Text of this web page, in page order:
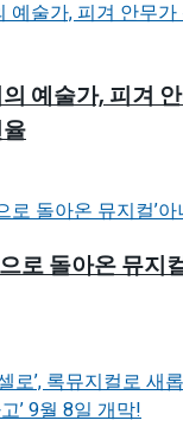
예술가, 피겨
로 돌아온 뮤지